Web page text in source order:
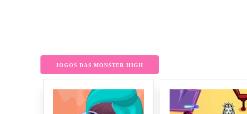
JOGOS DAS MONSTER HIGH